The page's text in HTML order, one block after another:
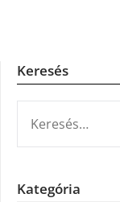
Keresés
Kategória